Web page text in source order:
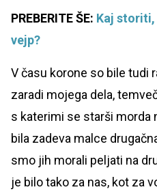
PREBERITE ŠE: Kaj
vejp?
V času korone so bile tudi
zaradi mojega dela,
s katerimi se starši morda
bila zadeva malce
smo jih morali peljati na
je bilo tako za nas, kot za